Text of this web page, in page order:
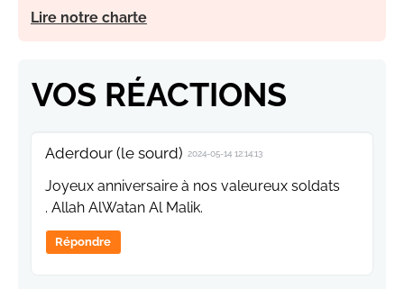
Lire notre charte
VOS RÉACTIONS
Aderdour (le sourd) 2024-05-14 12:14:13
Joyeux anniversaire à nos valeureux soldats
. Allah AlWatan Al Malik.
Répondre